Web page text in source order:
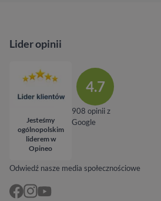
Odwiedź nasze media społecznościowe
Lider opinii
Jesteśmy
ogólnopolskim
liderem w
Opineo
4.7
908 opinii z
Google